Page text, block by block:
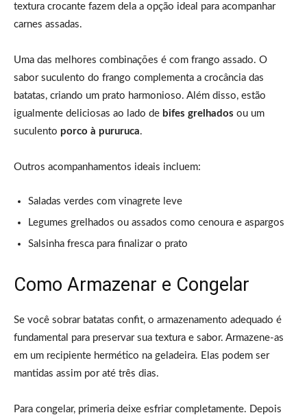
textura crocante fazem dela a opção ideal para acompanhar
carnes assadas.
Uma das melhores combinações é com frango assado. O
sabor suculento do frango complementa a crocância das
batatas, criando um prato harmonioso. Além disso, estão
igualmente deliciosas ao lado de bifes grelhados ou um
suculento porco à pururuca.
Outros acompanhamentos ideais incluem:
Saladas verdes com vinagrete leve
Legumes grelhados ou assados como cenoura e aspargos
Salsinha fresca para finalizar o prato
Como Armazenar e Congelar
Se você sobrar batatas confit, o armazenamento adequado é
fundamental para preservar sua textura e sabor. Armazene-as
em um recipiente hermético na geladeira. Elas podem ser
mantidas assim por até três dias.
Para congelar, primeria deixe esfriar completamente. Depois